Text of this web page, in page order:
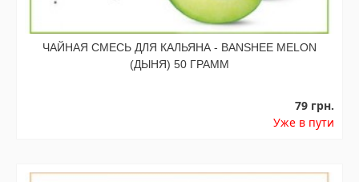
ЧАЙНАЯ СМЕСЬ ДЛЯ КАЛЬЯНА - BANSHEE MELON
(ДЫНЯ) 50 ГРАММ
79 грн.
Уже в пути